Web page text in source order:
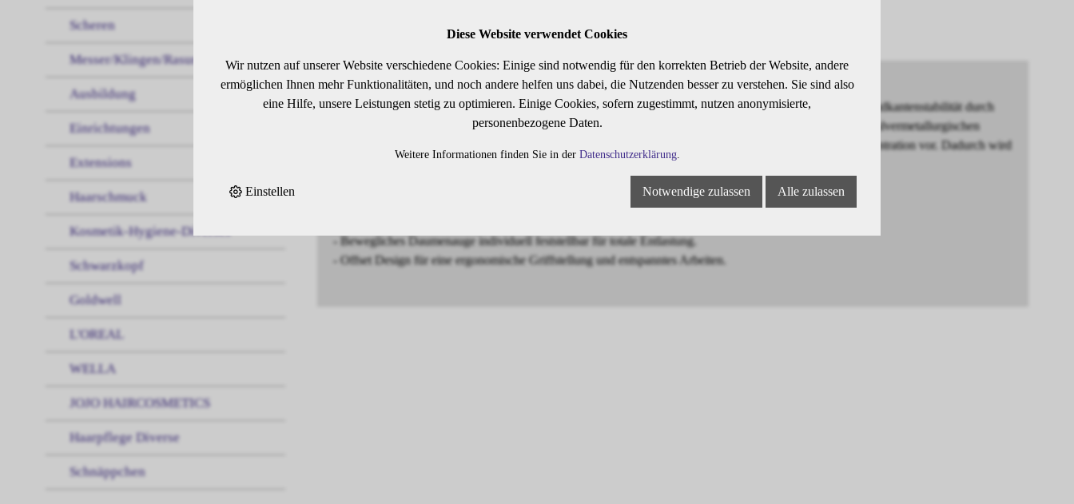
Scheren
Messer/Klingen/Rasur
Ausbildung
Einrichtungen
Extensions
Haarschmuck
Kosmetik-Hygiene-Diverses
Schwarzkopf
Goldwell
L'OREAL
WELLA
JOJO HAIRCOSMETICS
Haarpflege Diverse
Schnäppchen
BESCHREIBUNG
Nahezu permanente Schärfe durch MICRO CARBIDE Stahl. Extreme Verschleißfestigkeit und hohe Schneidkantenstabilität durch
den exklusiven MICRO CARBIDE Stahl und das FRIODUR®-Eishärteverfahren bei -180 °C. Dank des pulvermetallurgischen
Verfahrens sind harte Karbide sehr klein und gleichmäßig verteilt; Vanadium liegt in besonders hoher Konzentration vor. Dadurch wird
mit dem MICRO CARBIDE Stahl ein maximaler Härtegrad erreicht.
- Bewegliches Daumenauge individuell feststellbar für totale Entlastung.
- Offset Design für eine ergonomische Griffstellung und entspanntes Arbeiten.
Diese Website verwendet Cookies
Wir nutzen auf unserer Website verschiedene Cookies: Einige sind notwendig für den korrekten Betrieb der Website, andere
ermöglichen Ihnen mehr Funktionalitäten, und noch andere helfen uns dabei, die Nutzenden besser zu verstehen. Sie sind also
eine Hilfe, unsere Leistungen stetig zu optimieren. Einige Cookies, sofern zugestimmt, nutzen anonymisierte,
personenbezogene Daten.
Weitere Informationen finden Sie in der Datenschutzerklärung.
Einstellen Notwendige zulassen Alle zulassen